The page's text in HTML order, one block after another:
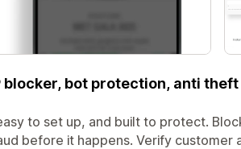
bot protection, anti
to set up, and built to protect.
before it happens. Verify customer